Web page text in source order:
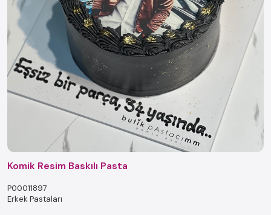
Komik Resim Baskılı Pasta
P00011897
Erkek Pastaları